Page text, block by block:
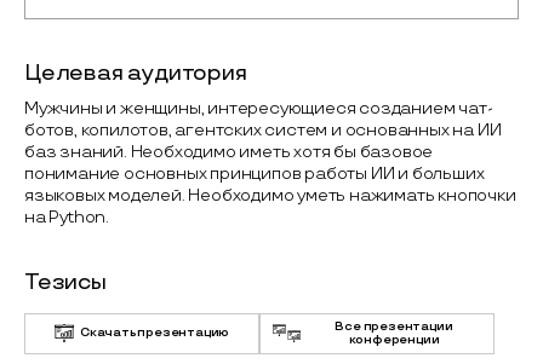
Целевая аудитория
Мужчины и женщины, интересующиеся созданием чат-
ботов, копилотов, агентских систем и основанных на ИИ
баз знаний. Необходимо иметь хотя бы базовое
понимание основных принципов работы ИИ и больших
языковых моделей. Необходимо уметь нажимать кнопочки
на Python.
Тезисы
Скачать презентацию
Все презентации
конференции